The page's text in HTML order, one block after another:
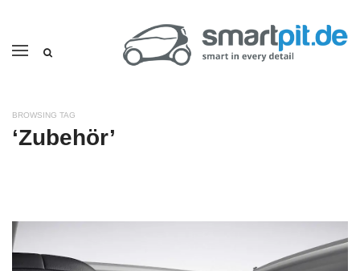
BROWSING TAG
‘Zubehör’